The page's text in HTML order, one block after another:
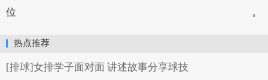
位。
热点推荐
[排球]女排学子面对面 讲述故事分享球技